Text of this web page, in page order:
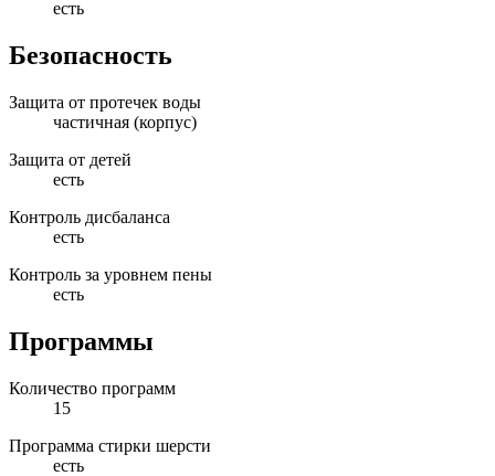
есть
Безопасность
Защита от протечек воды
частичная (корпус)
Защита от детей
есть
Контроль дисбаланса
есть
Контроль за уровнем пены
есть
Программы
Количество программ
15
Программа стирки шерсти
есть